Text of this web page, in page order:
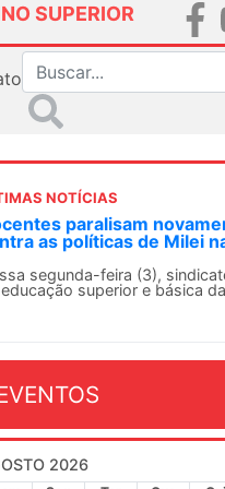
SUPERIOR
NOTÍCIAS
SN convoca
de agosto
SN conclama suas